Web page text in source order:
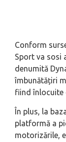
Conform
Sport va sosi
denumită
îmbunătățiri
fiind înlocuite
În plus, la
platformă a
motorizările,